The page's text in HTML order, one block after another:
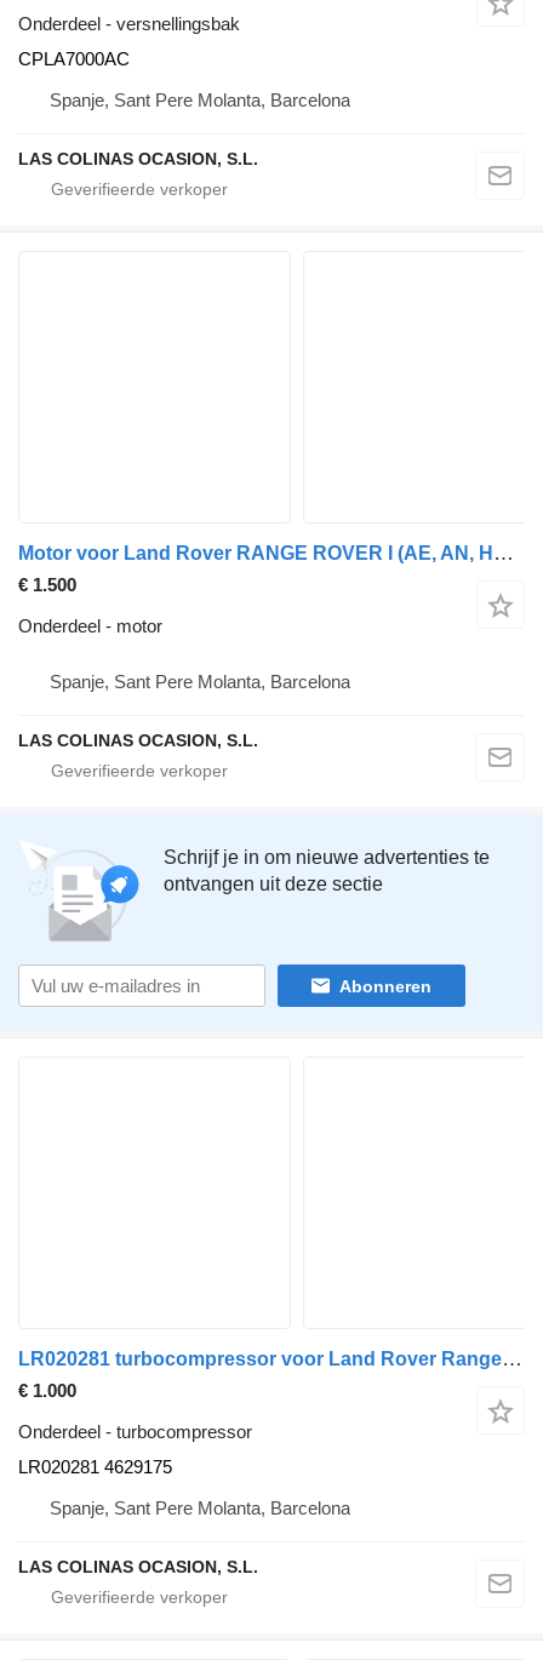
Onderdeel - versnellingsbak
CPLA7000AC
Spanje, Sant Pere Molanta, Barcelona
LAS COLINAS OCASION, S.L.
Motor voor Land Rover RANGE ROVER I (AE, AN, HAA, HAB, HAM, HBM, RE, RN) vrachtwagen
€ 1.500
Onderdeel - motor
Spanje, Sant Pere Molanta, Barcelona
LAS COLINAS OCASION, S.L.
Schrijf je in om nieuwe advertenties te
ontvangen uit deze sectie
Abonneren
LR020281 turbocompressor voor Land Rover Range Rover Sport (01.2005->) vrachtwagen
€ 1.000
Onderdeel - turbocompressor
LR020281 4629175
Spanje, Sant Pere Molanta, Barcelona
LAS COLINAS OCASION, S.L.